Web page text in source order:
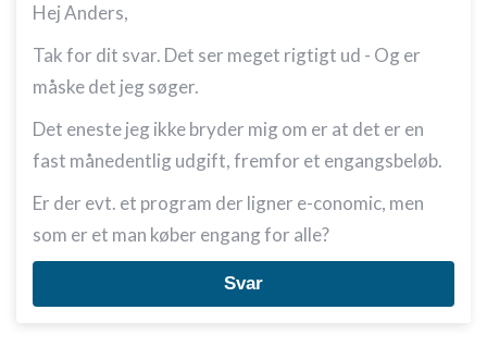
Hej Anders,
Tak for dit svar. Det ser meget rigtigt ud - Og er
måske det jeg søger.
Det eneste jeg ikke bryder mig om er at det er en
fast månedentlig udgift, fremfor et engangsbeløb.
Er der evt. et program der ligner e-conomic, men
som er et man køber engang for alle?
Svar